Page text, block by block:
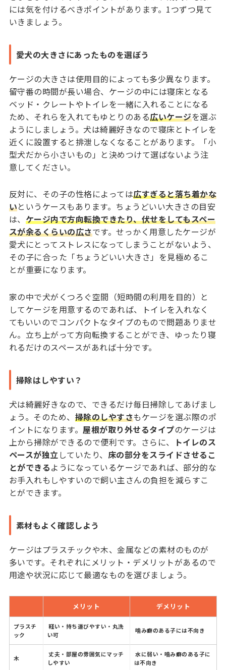
には気を付けるべきポイントがあります。1つずつ見て
いきましょう。
愛犬の大きさにあったものを選ぼう
ケージの大きさは使用目的によっても多少異なります。
留守番の時間が長い場合、ケージの中には寝床となる
ベッド・クレートやトイレを一緒に入れることになる
ため、それらを入れてもゆとりのある広いケージを選ぶ
ようにしましょう。犬は綺麗好きなので寝床とトイレを
近くに設置すると排泄しなくなることがあります。「小
型犬だから小さいもの」と決めつけて選ばないよう注
意してください。
反対に、その子の性格によっては広すぎると落ち着かな
いというケースもあります。ちょうどいい大きさの目安
は、 ケージ内で方向転換できたり、伏せをしてもスペー
スが余るくらいの広さです。せっかく用意したケージが
愛犬にとってストレスになってしまうことがないよう、
その子に合った「ちょうどいい大きさ」を見極めるこ
とが重要になります。
家の中で犬がくつろぐ空間（短時間の利用を目的）と
してケージを用意するのであれば、トイレを入れなく
てもいいのでコンパクトなタイプのもので問題ありませ
ん。立ち上がって方向転換することができ、ゆったり寝
れるだけのスペースがあれば十分です。
掃除はしやすい？
犬は綺麗好きなので、できるだけ毎日掃除してあげまし
ょう。そのため、 掃除のしやすさもケージを選ぶ際のポ
イントになります。屋根が取り外せるタイプのケージは
上から掃除ができるので便利です。さらに、
トイレのス
ペースが独立していたり、 床の部分をスライドさせるこ
とができるようになっているケージであれば、部分的な
お手入れもしやすいので飼い主さんの負担を減らすこ
とができます。
素材もよく確認しよう
ケージはプラスチックや木、金属などの素材のものが
多いです。それぞれにメリット・デメリットがあるので
用途や状況に応じて最適なものを選びましょう。
メリット デメリット
プラスチ
ック
軽い・持ち運びやすい・丸洗
い可
噛み癖のある子には不向き
木
丈夫・部屋の雰囲気にマッチ
しやすい
水に弱い・噛み癖のある子に
は不向き